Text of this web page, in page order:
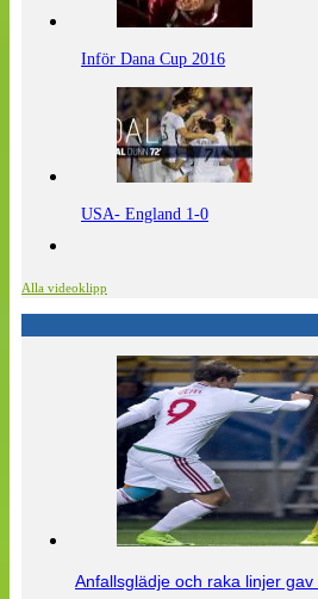
Inför Dana Cup 2016
USA- England 1-0
Alla videoklipp
Anfallsglädje och raka linjer